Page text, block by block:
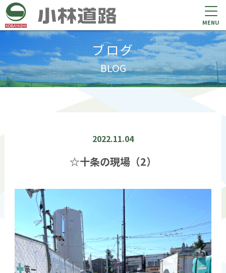
MENU
ブログ
BLOG
2022.11.04
☆十条の現場（2）